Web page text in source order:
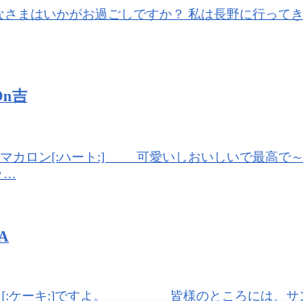
さまはいかがお過ごしですか？ 私は長野に行っ
吉
マカロン[:ハート:] 可愛いしおいしいで最高
…
[:ケーキ:]ですよ。 皆様のところには、サ